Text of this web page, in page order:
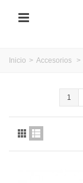
Inicio > Accesorios >
1